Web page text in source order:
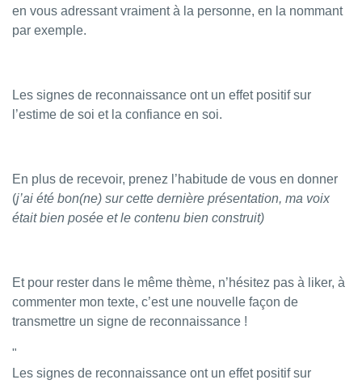
en vous adressant vraiment à la personne, en la nommant
par exemple.
Les signes de reconnaissance ont un effet positif sur
l’estime de soi et la confiance en soi.
En plus de recevoir, prenez l’habitude de vous en donner
(j’ai été bon(ne) sur cette dernière présentation, ma voix
était bien posée et le contenu bien construit)
Et pour rester dans le même thème, n’hésitez pas à liker, à
commenter mon texte, c’est une nouvelle façon de
transmettre un signe de reconnaissance !
Les signes de reconnaissance ont un effet positif sur